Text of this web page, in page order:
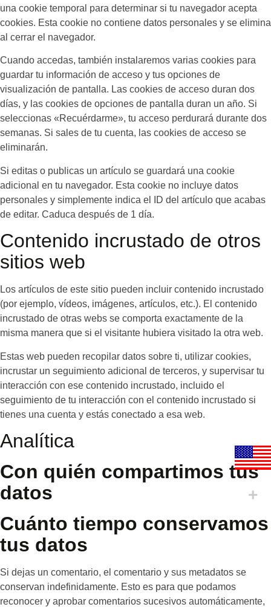
una cookie temporal para determinar si tu navegador acepta
cookies. Esta cookie no contiene datos personales y se elimina
al cerrar el navegador.
Cuando accedas, también instalaremos varias cookies para
guardar tu información de acceso y tus opciones de
visualización de pantalla. Las cookies de acceso duran dos
días, y las cookies de opciones de pantalla duran un año. Si
seleccionas «Recuérdarme», tu acceso perdurará durante dos
semanas. Si sales de tu cuenta, las cookies de acceso se
eliminarán.
Si editas o publicas un artículo se guardará una cookie
adicional en tu navegador. Esta cookie no incluye datos
personales y simplemente indica el ID del artículo que acabas
de editar. Caduca después de 1 día.
Contenido incrustado de otros
sitios web
Los artículos de este sitio pueden incluir contenido incrustado
(por ejemplo, vídeos, imágenes, artículos, etc.). El contenido
incrustado de otras webs se comporta exactamente de la
misma manera que si el visitante hubiera visitado la otra web.
Estas web pueden recopilar datos sobre ti, utilizar cookies,
incrustar un seguimiento adicional de terceros, y supervisar tu
interacción con ese contenido incrustado, incluido el
seguimiento de tu interacción con el contenido incrustado si
tienes una cuenta y estás conectado a esa web.
Analítica
Con quién compartimos tus
datos
Cuánto tiempo conservamos
tus datos
Si dejas un comentario, el comentario y sus metadatos se
conservan indefinidamente. Esto es para que podamos
reconocer y aprobar comentarios sucesivos automáticamente,